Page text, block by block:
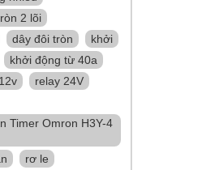
2 lõi
dây đôi tròn
khởi
khởi động từ 40a
relay 24V
Timer Omron H3Y-4
rơ le